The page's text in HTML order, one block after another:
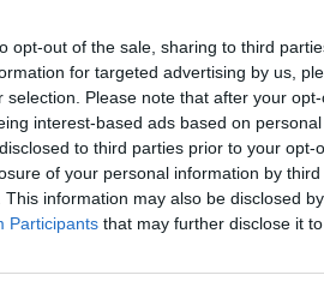
opt-out of the sale, sharing to third
for targeted advertising by us,
selection. Please note that after your
interest-based ads based on
to third parties prior to your
of your personal information by
This information may also be disclosed
Participants that may further disclose it